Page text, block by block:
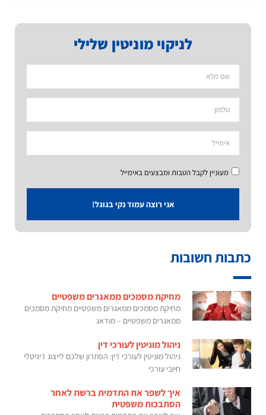
לניקוי מוניטין שלילי
מעוניין לקבל הטבות ומבצעים באימייל
אני רוצה עמוד נקי בגוגל!
כתבות חשובות
מחיקת מסמכים ממאגרים משפטיים
מחיקת מסמכים ממאגרים משפטיים מחיקת מסמכים
ממאגרים משפטיים – מודאג
ניהול מוניטין לעורכי דין
ניהול מוניטין לעורכי דין: הפתרון שלכם לייצוג דיגיטלי
חיובי עורכי
איך לשפר את התדמית ברשת לאחר
הסתבכות משפטית